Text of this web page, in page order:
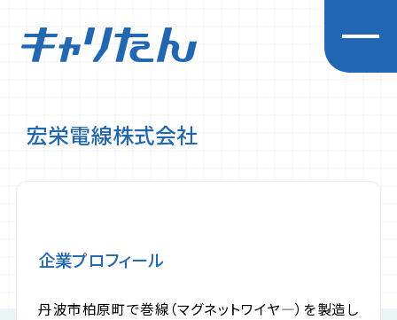
キャリアを探求する
お知らせ
宏栄電線株式会社
企業プロフィール
丹波市柏原町で巻線（マグネットワイヤ―）を製造し